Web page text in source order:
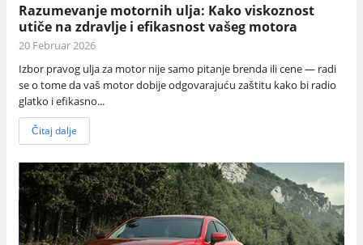
Razumevanje motornih ulja: Kako viskoznost
utiče na zdravlje i efikasnost vašeg motora
20 Februar 2026
Izbor pravog ulja za motor nije samo pitanje brenda ili cene — radi
se o tome da vaš motor dobije odgovarajuću zaštitu kako bi radio
glatko i efikasno...
Čitaj dalje